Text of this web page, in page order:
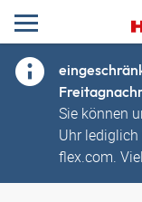
Sie können
Uhr
flex.com.